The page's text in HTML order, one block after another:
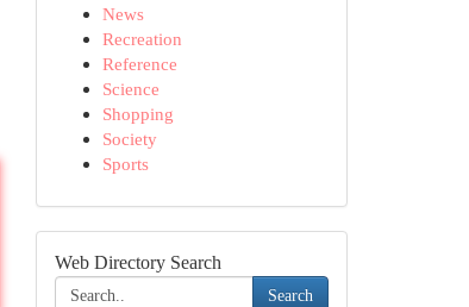
News
Recreation
Reference
Science
Shopping
Society
Sports
Web Directory Search
Search